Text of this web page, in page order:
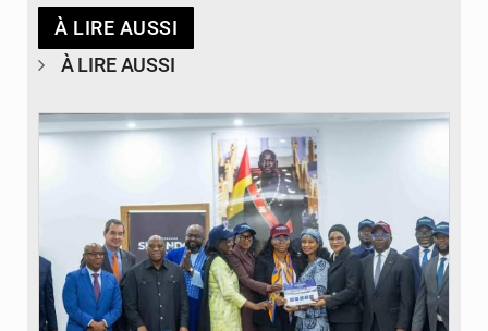
À LIRE AUSSI
À LIRE AUSSI